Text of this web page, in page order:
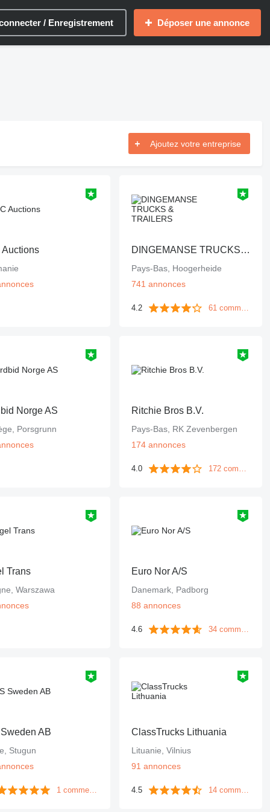
/ Enregistrement Déposer une annonce
Ajoutez votre entreprise
Auctions DINGEMANSE TRUCKS & TRAILERS
Pays-Bas, Hoogerheide
741 annonces
4.2 61 commentaires
Norge AS
Porsgrunn
Ritchie Bros B.V.
Pays-Bas, RK Zevenbergen
174 annonces
4.0 172 commentaires
Trans
Warszawa
Euro Nor A/S
Danemark, Padborg
88 annonces
4.6 34 commentaires
AB
Stugun
1 commentaire
ClassTrucks Lithuania
Lituanie, Vilnius
91 annonces
4.5 14 commentaires